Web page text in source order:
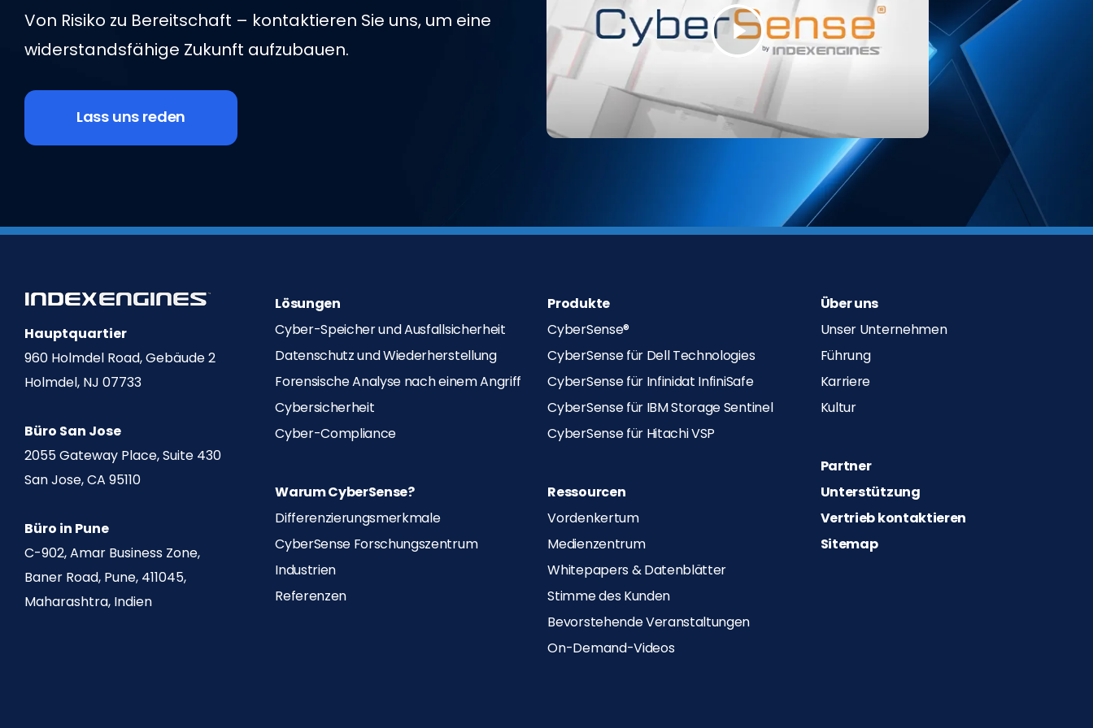
Von Risiko zu Bereitschaft – kontaktieren Sie uns, um eine
widerstandsfähige Zukunft aufzubauen.
Lass uns reden
Hauptquartier
960 Holmdel Road, Gebäude 2
Holmdel, NJ 07733
Büro San Jose
2055 Gateway Place, Suite 430
San Jose, CA 95110
Büro in Pune
C-902, Amar Business Zone,
Baner Road, Pune, 411045,
Maharashtra, Indien
Lösungen
Cyber-Speicher und Ausfallsicherheit
Datenschutz und Wiederherstellung
Forensische Analyse nach einem Angriff
Cybersicherheit
Cyber-Compliance
Warum CyberSense?
Differenzierungsmerkmale
CyberSense Forschungszentrum
Industrien
Referenzen
Produkte
CyberSense®
CyberSense für Dell Technologies
CyberSense für Infinidat InfiniSafe
CyberSense für IBM Storage Sentinel
CyberSense für Hitachi VSP
Ressourcen
Vordenkertum
Medienzentrum
Whitepapers & Datenblätter
Stimme des Kunden
Bevorstehende Veranstaltungen
On-Demand-Videos
Über uns
Unser Unternehmen
Führung
Karriere
Kultur
Partner
Unterstützung
Vertrieb kontaktieren
Sitemap